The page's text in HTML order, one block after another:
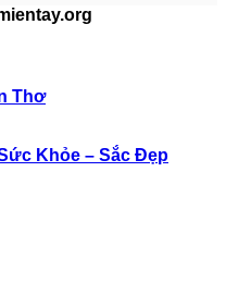
Thơ
Khỏe – Sắc Đẹp